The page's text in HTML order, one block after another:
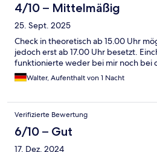
4/10 – Mittelmäßig
25. Sept. 2025
Check in theoretisch ab 15.00 Uhr
jedoch erst ab 17.00 Uhr besetzt.
funktionierte weder bei mir noch bei
Walter, Aufenthalt von 1 Nacht
Verifizierte Bewertung
6/10 – Gut
17. Dez. 2024